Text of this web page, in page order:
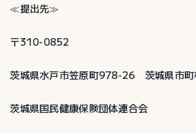
出
限
≪提出先≫
〒310-0852
茨城県水戸市笠原町978-26 茨城県市町
茨城県国民健康保険団体連合会